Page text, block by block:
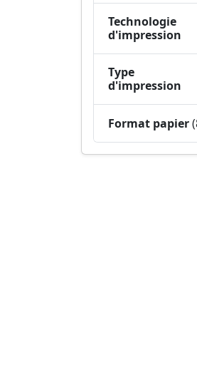
Technologie
d'impression
Type
d'impression
Format papier